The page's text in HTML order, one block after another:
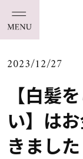
2023/12/27
【白髪
い】は
きました